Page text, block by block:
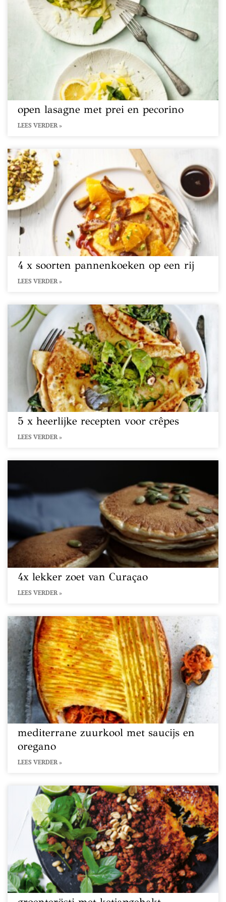
open lasagne met prei en pecorino
LEES VERDER »
4 x soorten pannenkoeken op een rij
LEES VERDER »
5 x heerlijke recepten voor crêpes
LEES VERDER »
4x lekker zoet van Curaçao
LEES VERDER »
mediterrane zuurkool met saucijs en
oregano
LEES VERDER »